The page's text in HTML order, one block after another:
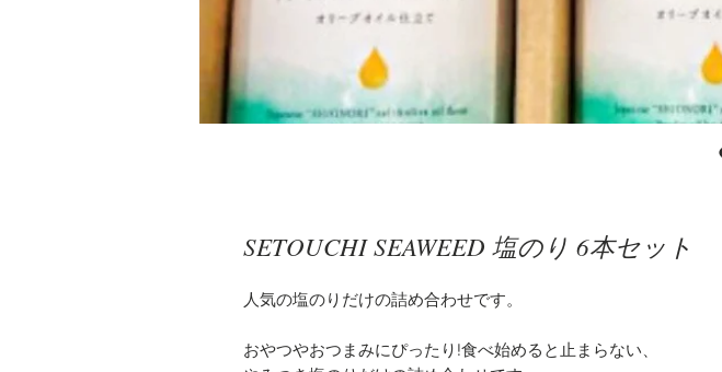
SETOUCHI SEAWEED 塩のり 6本セット
人気の塩のりだけの詰め合わせです。
おやつやおつまみにぴったり!食べ始めると止まらない、